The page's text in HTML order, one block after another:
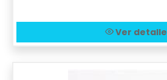
Ver detalle